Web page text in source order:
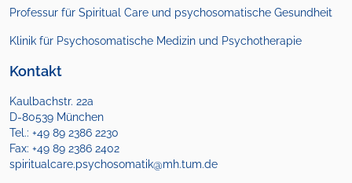
Professur für Spiritual Care und psychosomatische Gesundheit
Klinik für Psychosomatische Medizin und Psychotherapie
Kontakt
Kaulbachstr. 22a
D-80539 München
Tel.: +49 89 2386 2230
Fax: +49 89 2386 2402
spiritualcare.psychosomatik@mh.tum.de